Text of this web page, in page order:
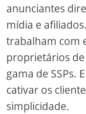
anunciantes
mídia e
trabalham com
proprietários
gama de SSPs.
cativar os
simplicidade.